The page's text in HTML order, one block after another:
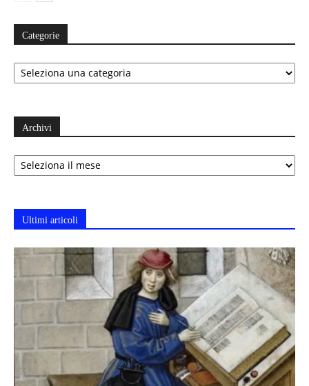
Categorie
Categorie
Archivi
Archivi
Ultimi articoli